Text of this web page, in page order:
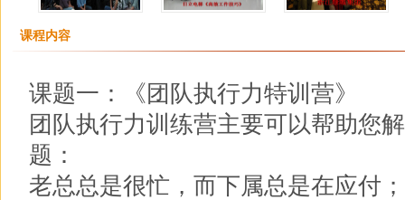
课程内容
课题一：《团队执行力特训营》
团队执行力训练营主要可以帮助您
题：
老总总是很忙，而下属总是在应付；